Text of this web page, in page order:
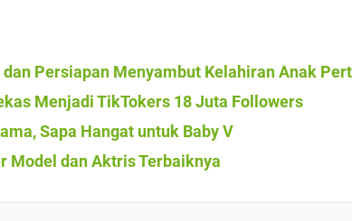
Persiapan Menyambut Kelahiran Anak
Menjadi TikTokers 18 Juta Followers
Sapa Hangat untuk Baby V
Model dan Aktris Terbaiknya